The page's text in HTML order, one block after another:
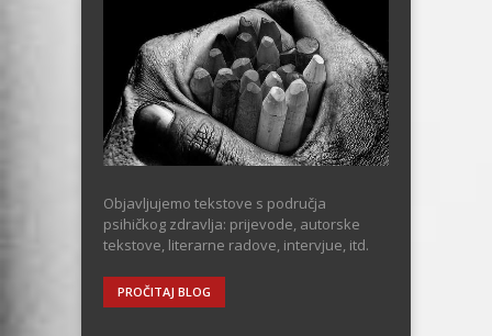
Objavljujemo tekstove s područja
psihičkog zdravlja: prijevode, autorske
tekstove, literarne radove, intervjue, itd.
PROČITAJ BLOG